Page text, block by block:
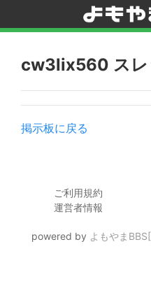
cw3lix560 スレ
掲示板に戻る
ご利用規約
運営者情報
powered by よもやま